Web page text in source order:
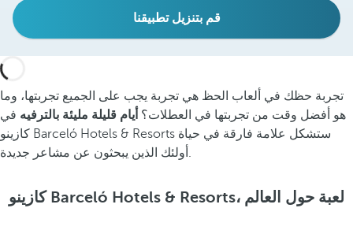
قم بتنزيل تطبيقنا
تجربة حظك في ألعاب الحظ هي تجربة يجب على الجميع تجربتها، وما
هو أفضل وقت من تجربتها في العطلات؟ أيام قليلة مليئة بالترفيه في
كازينو Barceló Hotels & Resorts ستشكل علامة فارقة في حياة
أولئك الذين يبحثون عن مشاعر جديدة.
كازينو Barceló Hotels & Resorts، لعبة حول العالم